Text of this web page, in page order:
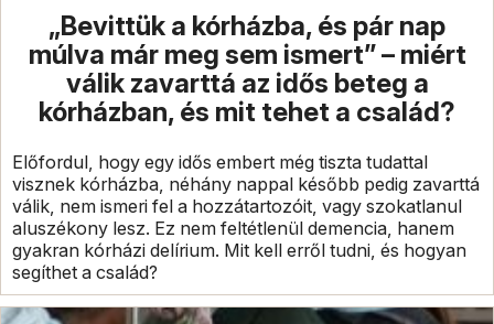
„Bevittük a kórházba, és pár nap
múlva már meg sem ismert” – miért
válik zavarttá az idős beteg a
kórházban, és mit tehet a család?
Előfordul, hogy egy idős embert még tiszta tudattal
visznek kórházba, néhány nappal később pedig zavarttá
válik, nem ismeri fel a hozzátartozóit, vagy szokatlanul
aluszékony lesz. Ez nem feltétlenül demencia, hanem
gyakran kórházi delírium. Mit kell erről tudni, és hogyan
segíthet a család?